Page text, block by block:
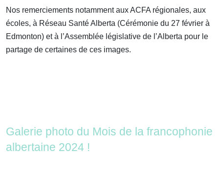
Nos remerciements notamment aux ACFA régionales, aux
écoles, à Réseau Santé Alberta (Cérémonie du 27 février à
Edmonton) et à l’Assemblée législative de l’Alberta pour le
partage de certaines de ces images.
Galerie photo du Mois de la francophonie
albertaine 2024 !